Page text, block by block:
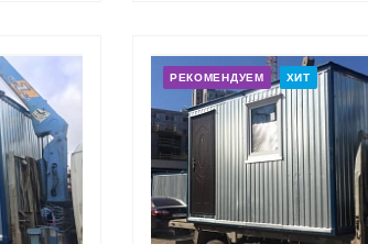
РЕКОМЕНДУЕМ ХИТ